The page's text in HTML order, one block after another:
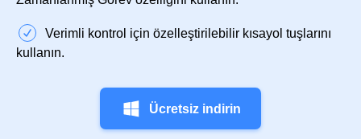
Verimli kontrol için özelleştirilebilir kısayol tuşlarını
kullanın.
Ücretsiz indirin